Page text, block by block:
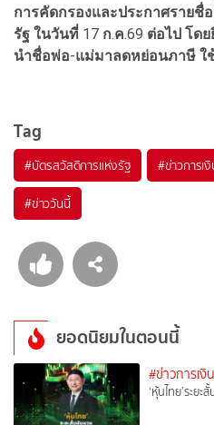
การคัดกรองและประกาศรายชื่
รัฐ ในวันที่ 17 ก.ค.69 ต่อไป โด
นำชื่อพ่อ-แม่มาลดหย่อนภาษี ใ
Tag
#บัตรสวัสดิการแห่งรัฐ #ข่าวการเ
#ข่าววันนี้
ยอดนิยมในตอนนี้
#ข่าวการเ
‘หุ้นไทย’ระย